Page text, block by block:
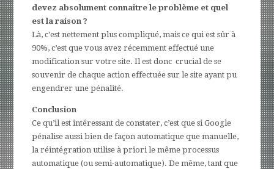
devez absolument connaitre le problème et quel
est la raison ?
Là, c’est nettement plus compliqué, mais ce qui est sûr à
90%, c’est que vous avez récemment effectué une
modification sur votre site. Il est donc crucial de se
souvenir de chaque action effectuée sur le site ayant pu
engendrer une pénalité.
Conclusion
Ce qu’il est intéressant de constater, c’est que si Google
pénalise aussi bien de façon automatique que manuelle,
la réintégration utilise à priori le même processus
automatique (ou semi-automatique). De même, tant que